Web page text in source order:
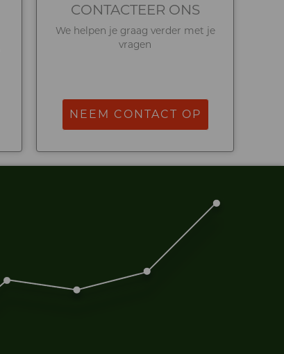
CONTACTEER ONS
We helpen je graag verder met je
vragen
NEEM CONTACT OP